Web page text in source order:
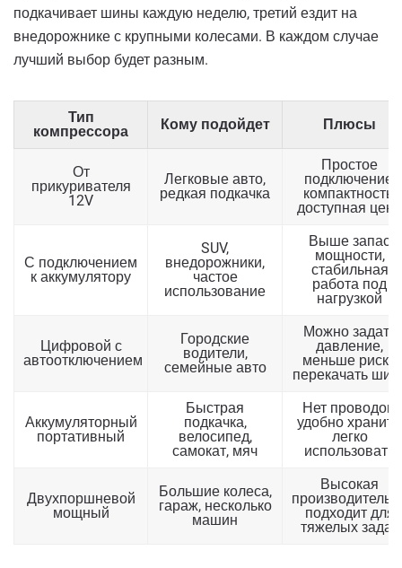
подкачивает шины каждую неделю, третий ездит на
внедорожнике с крупными колесами. В каждом случае
лучший выбор будет разным.
Тип
компрессора
Кому подойдет Плюсы
От
прикуривателя
12V
Легковые авто,
редкая подкачка
Простое
подключение,
компактность,
доступная цена
С подключением
к аккумулятору
SUV,
внедорожники,
частое
использование
Выше запас
мощности,
стабильная
работа под
нагрузкой
Цифровой с
автоотключением
Городские
водители,
семейные авто
Можно задать
давление,
меньше риска
перекачать
Аккумуляторный
портативный
Быстрая
подкачка,
велосипед,
самокат, мяч
Нет проводов,
удобно хранить,
легко
использовать
Двухпоршневой
мощный
Большие колеса,
гараж, несколько
машин
Высокая
подходит для
тяжелых задач